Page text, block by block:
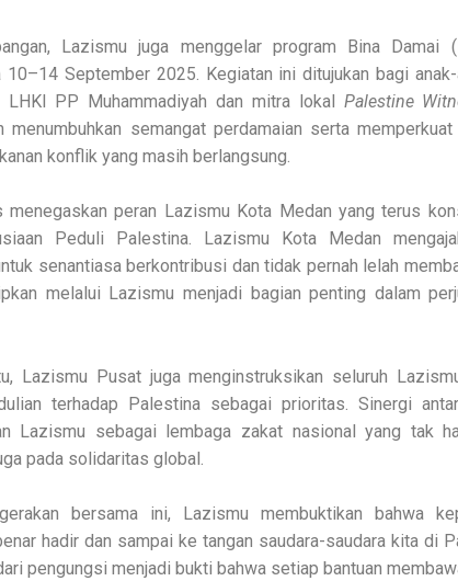
Lazismu juga menggelar program Bina Damai
10–14 September 2025. Kegiatan ini ditujukan bagi
LHKI PP Muhammadiyah dan mitra lokal Palestine
menumbuhkan semangat perdamaian serta
konflik yang masih berlangsung.
peran Lazismu Kota Medan yang terus
Peduli Palestina. Lazismu Kota Medan
senantiasa berkontribusi dan tidak pernah lelah
melalui Lazismu menjadi bagian penting dalam
Lazismu Pusat juga menginstruksikan seluruh
terhadap Palestina sebagai prioritas. Sinergi
Lazismu sebagai lembaga zakat nasional yang tak
pada solidaritas global.
bersama ini, Lazismu membuktikan bahwa
hadir dan sampai ke tangan saudara-saudara kita di
pengungsi menjadi bukti bahwa setiap bantuan